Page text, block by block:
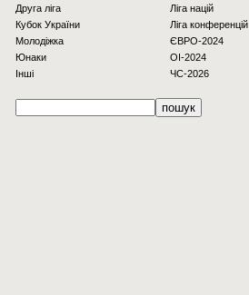
Друга ліга
Кубок України
Молодіжка
Юнаки
Інші
Ліга націй
Ліга конференцій
ЄВРО-2024
OI-2024
ЧС-2026